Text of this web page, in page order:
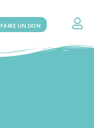
FAIRE UN DON